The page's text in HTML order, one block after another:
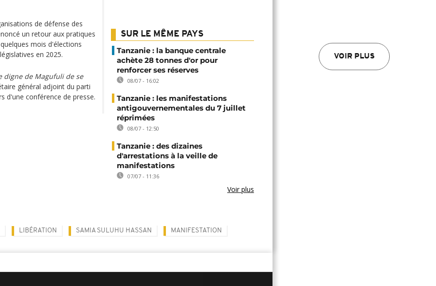
VOIR PLUS
de défense des
un retour aux pratiques
mois d'élections
en 2025.
digne de Magufuli de se
général adjoint du parti
d'une conférence de presse.
SUR LE MÊME PAYS
Tanzanie : la banque centrale
achète 28 tonnes d'or pour
renforcer ses réserves
08/07 - 16:02
Tanzanie : les manifestations
antigouvernementales du 7 juillet
réprimées
08/07 - 12:50
Tanzanie : des dizaines
d'arrestations à la veille de
manifestations
07/07 - 11:36
Voir plus
LIBÉRATION SAMIA SULUHU HASSAN MANIFESTATION